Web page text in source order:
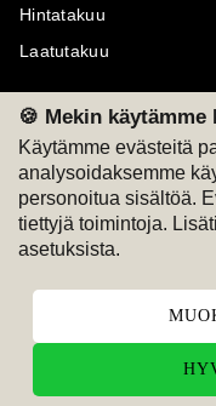
🍪 Mekin käytämme
Käytämme evästeitä
analysoidaksemme
personoitua sisältöä.
tiettyjä toimintoja.
asetuksista.
Hintatakuu
Laatutakuu
Maksutavat
M